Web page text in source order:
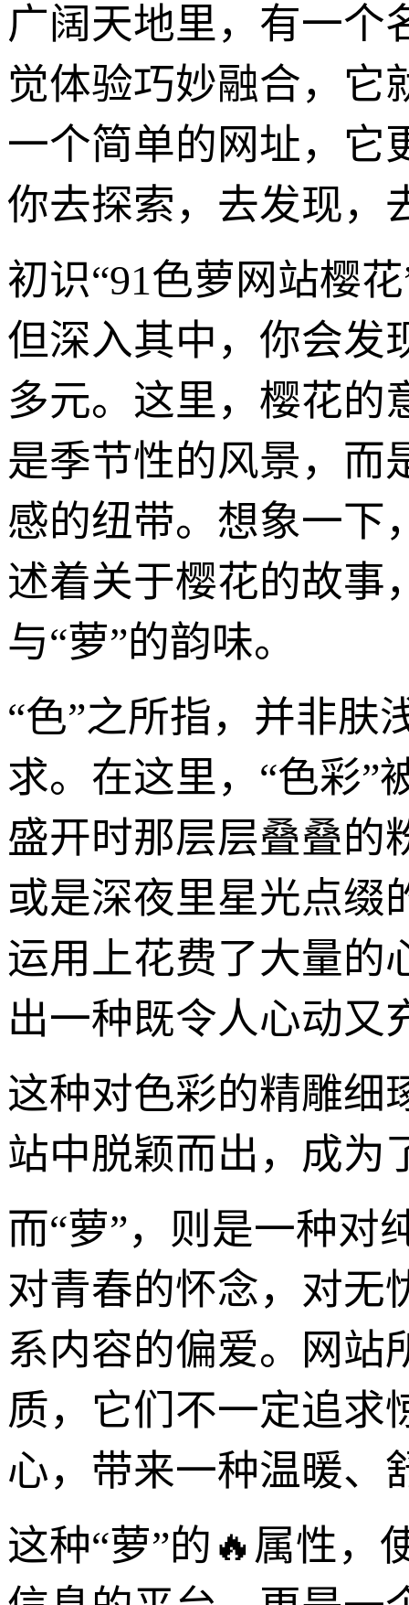
广阔天地里，有一个
觉体验巧妙融合，它
一个简单的网址，它
你去探索，去发现，
初识“91色萝网站樱
但深入其中，你会发
多元。这里，樱花的
是季节性的风景，而
感的纽带。想象一下
述着关于樱花的故事
与“萝”的韵味。
“色”之所指，并非肤
求。在这里，“色彩”
盛开时那层层叠叠的
或是深夜里星光点缀
运用上花费了大量的
出一种既令人心动又
这种对色彩的精雕细
站中脱颖而出，成为
而“萝”，则是一种对
对青春的怀念，对无
系内容的偏爱。网站
质，它们不一定追求
心，带来一种温暖、
这种“萝”的🔥属性，